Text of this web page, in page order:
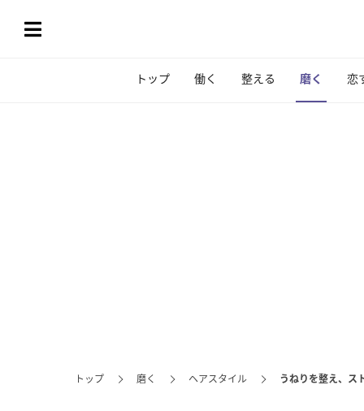
トップ 働く 整える 磨く 恋
トップ 磨く ヘアスタイル うねりを整え、ス